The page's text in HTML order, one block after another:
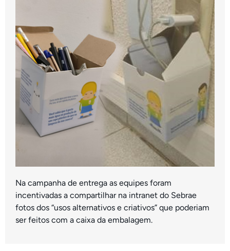
Na campanha de entrega as equipes foram
incentivadas a compartilhar na intranet do Sebrae
fotos dos “usos alternativos e criativos” que poderiam
ser feitos com a caixa da embalagem.